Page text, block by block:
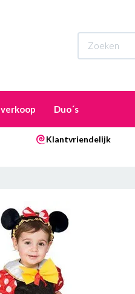
Duo´s
Klantvriendelijk